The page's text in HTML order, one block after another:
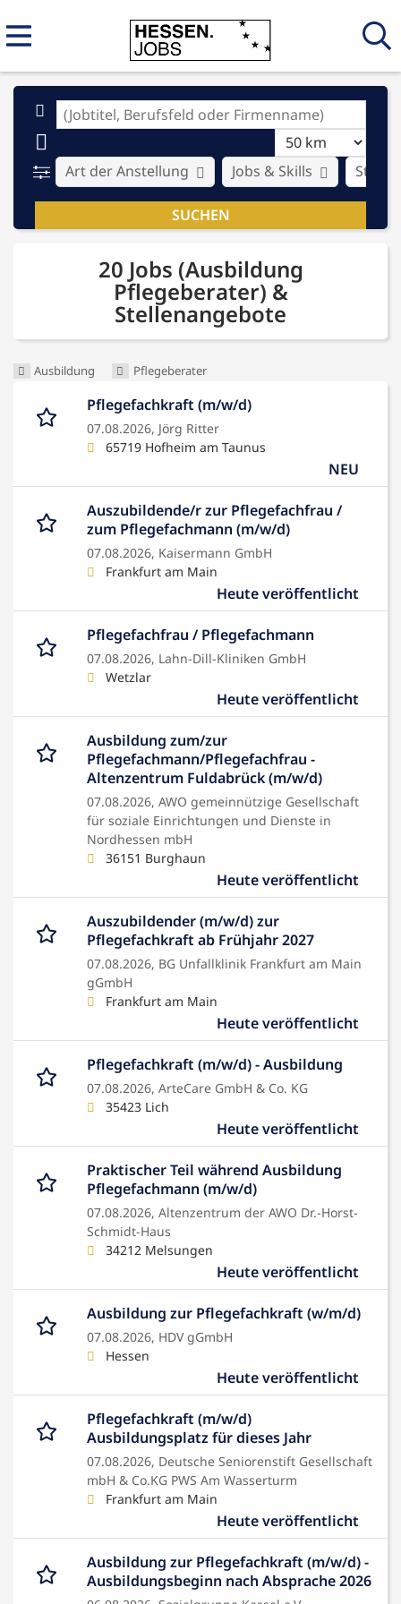
Stadt
Art der Anstellung Jobs & Skills
20 Jobs (Ausbildung
Pflegeberater) &
Stellenangebote
Ausbildung Pflegeberater
Pflegefachkraft (m/w/d)
07.08.2026, Jörg Ritter
65719 Hofheim am Taunus
NEU
Auszubildende/r zur Pflegefachfrau /
zum Pflegefachmann (m/w/d)
07.08.2026, Kaisermann GmbH
Frankfurt am Main
Heute veröffentlicht
Pflegefachfrau / Pflegefachmann
07.08.2026, Lahn-Dill-Kliniken GmbH
Wetzlar
Heute veröffentlicht
Ausbildung zum/zur
Pflegefachmann/Pflegefachfrau -
Altenzentrum Fuldabrück (m/w/d)
07.08.2026, AWO gemeinnützige Gesellschaft
für soziale Einrichtungen und Dienste in
Nordhessen mbH
36151 Burghaun
Heute veröffentlicht
Auszubildender (m/w/d) zur
Pflegefachkraft ab Frühjahr 2027
07.08.2026, BG Unfallklinik Frankfurt am Main
gGmbH
Frankfurt am Main
Heute veröffentlicht
Pflegefachkraft (m/w/d) - Ausbildung
07.08.2026, ArteCare GmbH & Co. KG
35423 Lich
Heute veröffentlicht
Praktischer Teil während Ausbildung
Pflegefachmann (m/w/d)
07.08.2026, Altenzentrum der AWO Dr.-Horst-
Schmidt-Haus
34212 Melsungen
Heute veröffentlicht
Ausbildung zur Pflegefachkraft (w/m/d)
07.08.2026, HDV gGmbH
Hessen
Heute veröffentlicht
Pflegefachkraft (m/w/d)
Ausbildungsplatz für dieses Jahr
07.08.2026, Deutsche Seniorenstift Gesellschaft
mbH & Co.KG PWS Am Wasserturm
Frankfurt am Main
Heute veröffentlicht
Ausbildung zur Pflegefachkraft (m/w/d) -
Ausbildungsbeginn nach Absprache 2026